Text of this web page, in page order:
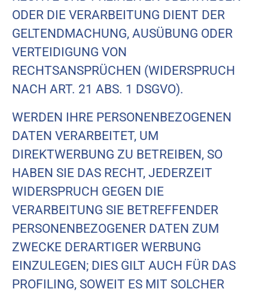
ODER DIE VERARBEITUNG DIENT DER
GELTENDMACHUNG, AUSÜBUNG ODER
VERTEIDIGUNG VON
RECHTSANSPRÜCHEN (WIDERSPRUCH
NACH ART. 21 ABS. 1 DSGVO).
WERDEN IHRE PERSONENBEZOGENEN
DATEN VERARBEITET, UM
DIREKTWERBUNG ZU BETREIBEN, SO
HABEN SIE DAS RECHT, JEDERZEIT
WIDERSPRUCH GEGEN DIE
VERARBEITUNG SIE BETREFFENDER
PERSONENBEZOGENER DATEN ZUM
ZWECKE DERARTIGER WERBUNG
EINZULEGEN; DIES GILT AUCH FÜR DAS
PROFILING, SOWEIT ES MIT SOLCHER